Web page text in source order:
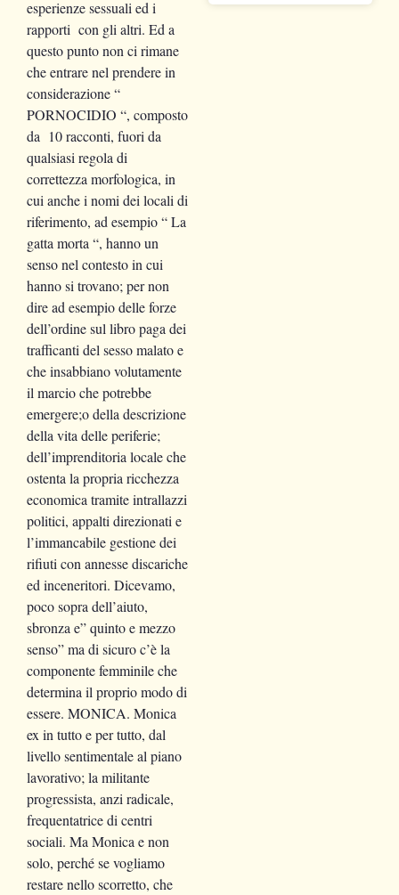
esperienze sessuali ed i
rapporti con gli altri. Ed a
questo punto non ci rimane
che entrare nel prendere in
considerazione “
PORNOCIDIO “, composto
da 10 racconti, fuori da
qualsiasi regola di
correttezza morfologica, in
cui anche i nomi dei locali di
riferimento, ad esempio “ La
gatta morta “, hanno un
senso nel contesto in cui
hanno si trovano; per non
dire ad esempio delle forze
dell’ordine sul libro paga dei
trafficanti del sesso malato e
che insabbiano volutamente
il marcio che potrebbe
emergere;o della descrizione
della vita delle periferie;
dell’imprenditoria locale che
ostenta la propria ricchezza
economica tramite intrallazzi
politici, appalti direzionati e
l’immancabile gestione dei
rifiuti con annesse discariche
ed inceneritori. Dicevamo,
poco sopra dell’aiuto,
sbronza e” quinto e mezzo
senso” ma di sicuro c’è la
componente femminile che
determina il proprio modo di
essere. MONICA. Monica
ex in tutto e per tutto, dal
livello sentimentale al piano
lavorativo; la militante
progressista, anzi radicale,
frequentatrice di centri
sociali. Ma Monica e non
solo, perché se vogliamo
restare nello scorretto, che